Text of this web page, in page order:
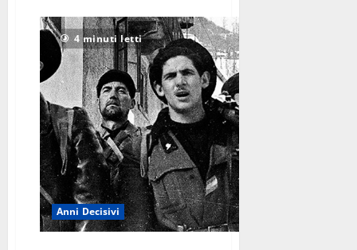
più
su
L’Olocausto
dimenticato
<br>voluto
da
Stalin
4 minuti letti
Anni Decisivi